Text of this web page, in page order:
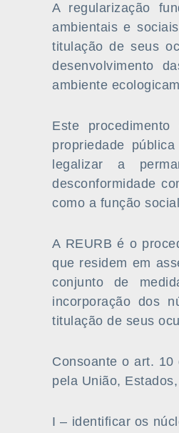
A regularização
ambientais e
titulação de seus
desenvolvimento
ambiente
Este
propriedade
legalizar a
desconformidade
como a função
A REURB é o
que residem em
conjunto de
incorporação dos
titulação de seus
Consoante o art.
pela União,
I – identificar os